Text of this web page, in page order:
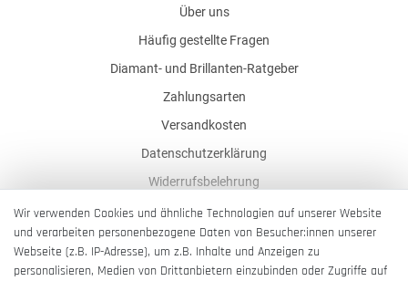
Über uns
Häufig gestellte Fragen
Diamant- und Brillanten-Ratgeber
Zahlungsarten
Versandkosten
Datenschutzerklärung
Widerrufsbelehrung
AGB
Impressum
Barrierefreiheitserklärung
Wir verwenden Cookies und ähnliche Technologien auf unserer Website
und verarbeiten personenbezogene Daten von Besucher:innen unserer
Webseite (z.B. IP-Adresse), um z.B. Inhalte und Anzeigen zu
personalisieren, Medien von Drittanbietern einzubinden oder Zugriffe auf